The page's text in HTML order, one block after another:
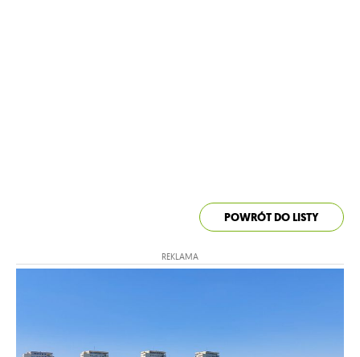
POWRÓT DO LISTY
REKLAMA